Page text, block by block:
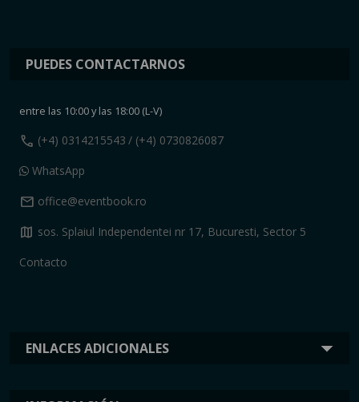
ENLACES ADICIONALES
PUEDES CONTACTARNOS
entre las 10:00 y las 18:00 (L-V)
call (+4) 0314215543 / (+4) 0730826087
WhatsApp
mail office@eventbook.ro
map sos. Splaiul Independentei nr 17, Bucuresti, Sector 5
Contacto